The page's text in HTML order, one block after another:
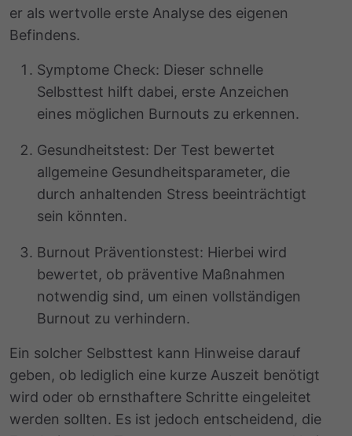
er als wertvolle erste Analyse des eigenen
Befindens.
Symptome Check: Dieser schnelle
Selbsttest hilft dabei, erste Anzeichen
eines möglichen Burnouts zu erkennen.
Gesundheitstest: Der Test bewertet
allgemeine Gesundheitsparameter, die
durch anhaltenden Stress beeinträchtigt
sein könnten.
Burnout Präventionstest: Hierbei wird
bewertet, ob präventive Maßnahmen
notwendig sind, um einen vollständigen
Burnout zu verhindern.
Ein solcher Selbsttest kann Hinweise darauf
geben, ob lediglich eine kurze Auszeit benötigt
wird oder ob ernsthaftere Schritte eingeleitet
werden sollten. Es ist jedoch entscheidend, die